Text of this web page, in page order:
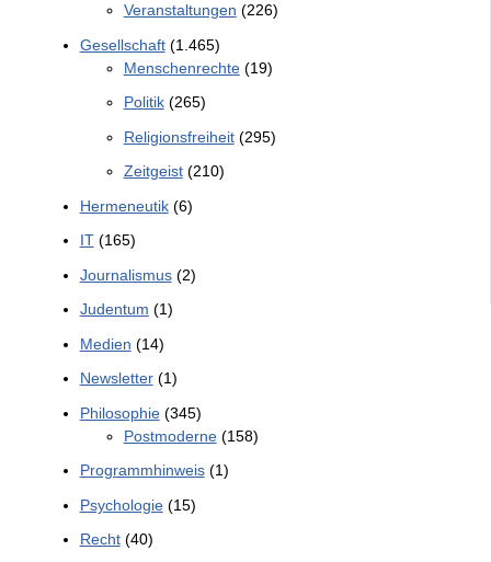
Veranstaltungen (226)
Gesellschaft(1.465)
Menschenrechte(19)
Politik(265)
Religionsfreiheit(295)
Zeitgeist(210)
Hermeneutik(6)
IT(165)
Journalismus(2)
Judentum (1)
Medien (14)
Newsletter(1)
Philosophie(345)
Postmoderne(158)
Programmhinweis(1)
Psychologie(15)
Recht(40)